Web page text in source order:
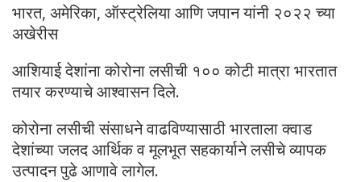
भारत, अमेरिका, ऑस्ट्रेलिया आणि जपान यांनी २०२२ च्या
अखेरीस
आशियाई देशांना कोरोना लसीची १०० कोटी मात्रा भारतात
तयार करण्याचे आश्वासन दिले.
कोरोना लसीची संसाधने वाढविण्यासाठी भारताला क्वाड
देशांच्या जलद आर्थिक व मूलभूत सहकार्याने लसीचे व्यापक
उत्पादन पुढे आणावे लागेल.